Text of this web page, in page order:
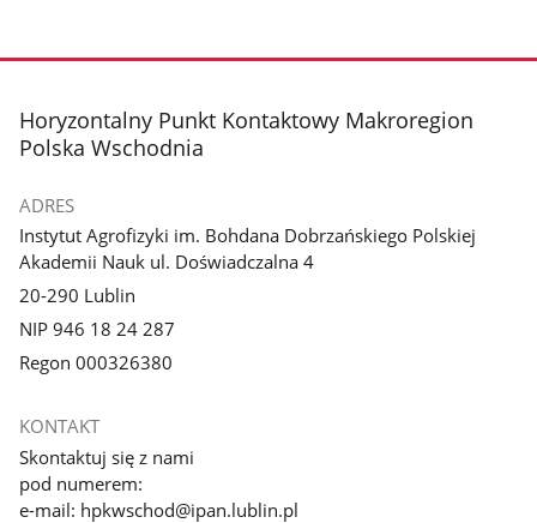
stopka
Horyzontalny Punkt Kontaktowy Makroregion
Polska Wschodnia
ADRES
Instytut Agrofizyki im. Bohdana Dobrzańskiego Polskiej
Akademii Nauk ul. Doświadczalna 4
20-290 Lublin
NIP 946 18 24 287
Regon 000326380
KONTAKT
Skontaktuj się z nami
pod numerem:
e-mail: hpkwschod@ipan.lublin.pl